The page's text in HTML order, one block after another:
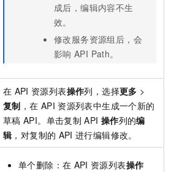
成后，编辑内容不生
效。
修改服务资源组后，会
影响 API Path。
在 API 资源列表操作列，选择更多 >
复制 ，在 API 资源列表中生成一个新的
草稿 API。单击复制 API 操作列的编
辑 ，对复制的 API 进行编辑修改。
单个删除：在 API 资源列表操作